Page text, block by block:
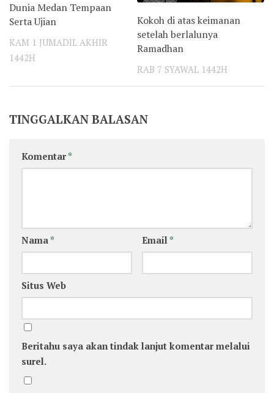
Dunia Medan Tempaan
Serta Ujian
KAM 1 JUMADIL AKHIR
1442H
Kokoh di atas keimanan
setelah berlalunya
Ramadhan
RAB 7 SYAWAL 1442H
TINGGALKAN BALASAN
Komentar*
Nama * Email *
Situs Web
Beritahu saya akan tindak lanjut komentar melalui
surel.